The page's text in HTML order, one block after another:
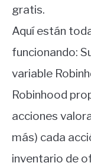
gratis.
Aquí están
funcionando:
variable
Robinhood
acciones
más) cada
inventario de